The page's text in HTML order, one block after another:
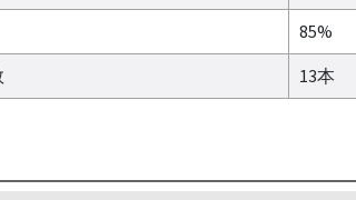
85%
13本